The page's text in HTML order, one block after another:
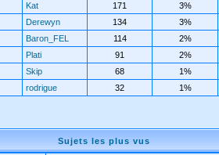
Kat 171
3%
Derewyn 134
3%
Baron_FEL 114
2%
Plati 91
2%
Skip 68
1%
rodrigue 32 1%
Sujets les plus vus